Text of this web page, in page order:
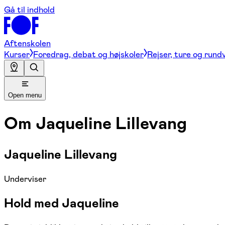
Gå til indhold
Aftenskolen
Kurser Foredrag, debat og højskoler Rejser, ture og
Open menu
Om Jaqueline Lillevang
Jaqueline Lillevang
Underviser
Hold med Jaqueline